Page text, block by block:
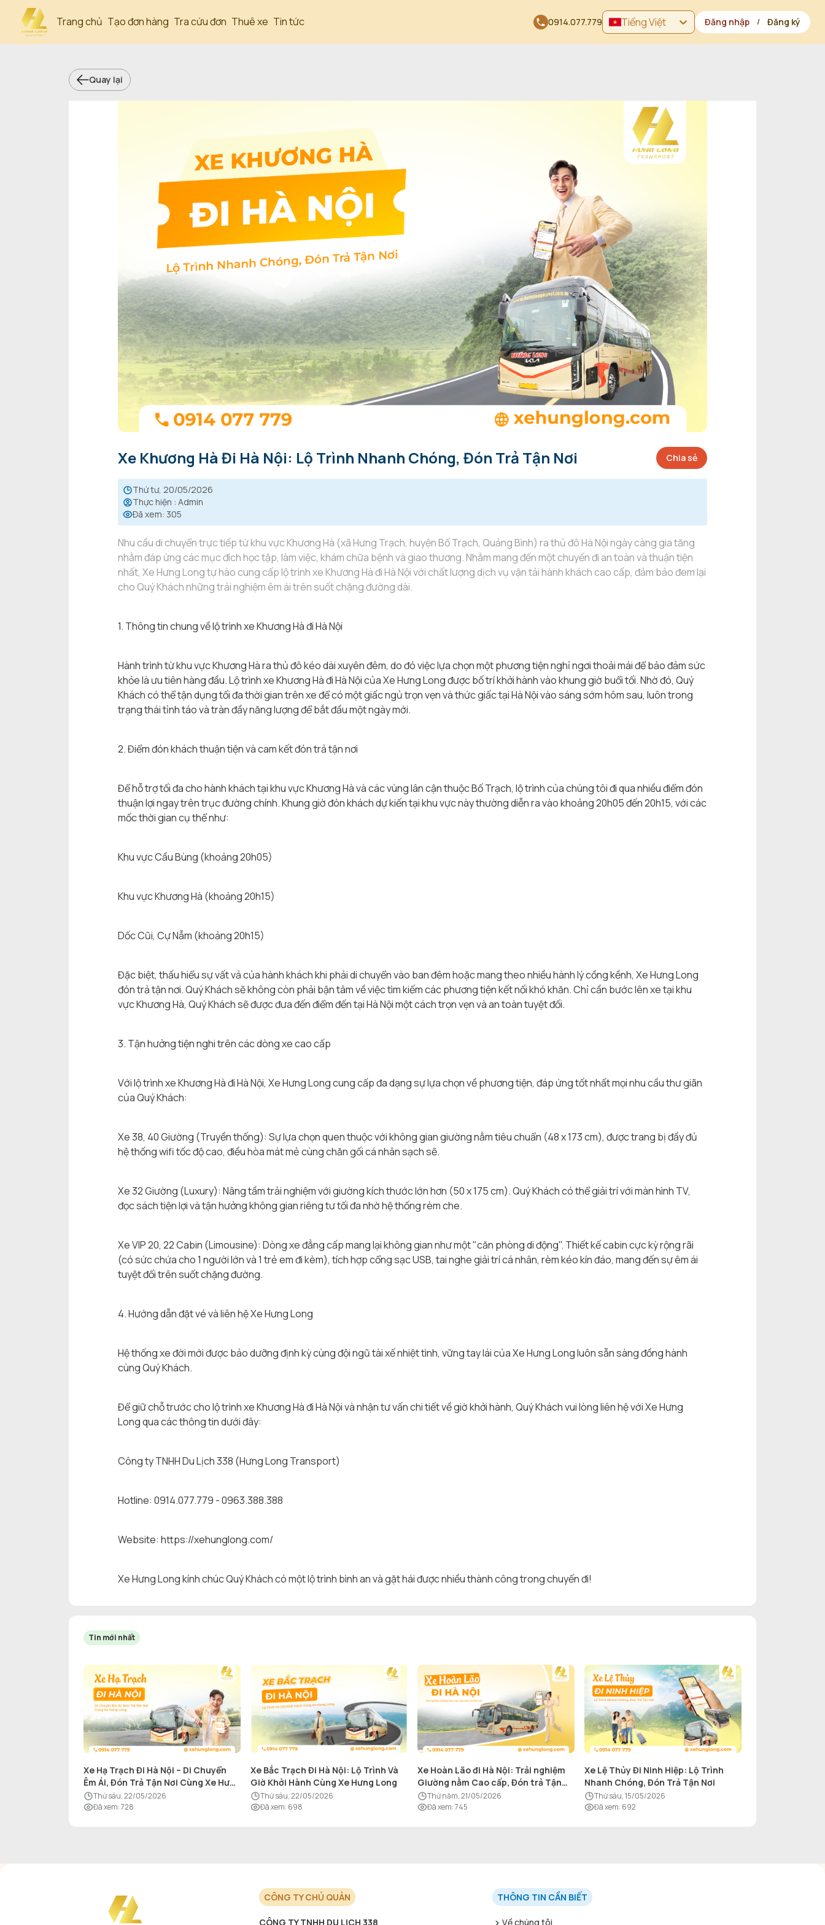
Trang chủ Tạo đơn hàng Tra cứu đơn Thuê xe Tin tức 0914.077.779 Tiếng Việt Đăng nhập / Đăng ký
Quay lại
Xe Khương Hà Đi Hà Nội: Lộ Trình Nhanh Chóng, Đón Trả Tận Nơi Chia sẻ
thứ tư, 20/05/2026
Thực hiện : Admin
Đã xem: 305
Nhu cầu di chuyển trực tiếp từ khu vực Khương Hà (xã Hưng Trạch, huyện Bố Trạch, Quảng Bình) ra thủ đô Hà Nội ngày càng gia tăng
nhằm đáp ứng các mục đích học tập, làm việc, khám chữa bệnh và giao thương. Nhằm mang đến một chuyến đi an toàn và thuận tiện
nhất, Xe Hưng Long tự hào cung cấp lộ trình xe Khương Hà đi Hà Nội với chất lượng dịch vụ vận tải hành khách cao cấp, đảm bảo đem lại
cho Quý Khách những trải nghiệm êm ái trên suốt chặng đường dài.
1. Thông tin chung về lộ trình xe Khương Hà đi Hà Nội
Hành trình từ khu vực Khương Hà ra thủ đô kéo dài xuyên đêm, do đó việc lựa chọn một phương tiện nghỉ ngơi thoải mái để bảo đảm sức
khỏe là ưu tiên hàng đầu. Lộ trình xe Khương Hà đi Hà Nội của Xe Hưng Long được bố trí khởi hành vào khung giờ buổi tối. Nhờ đó, Quý
Khách có thể tận dụng tối đa thời gian trên xe để có một giấc ngủ trọn vẹn và thức giấc tại Hà Nội vào sáng sớm hôm sau, luôn trong
trạng thái tỉnh táo và tràn đầy năng lượng để bắt đầu một ngày mới.
2. Điểm đón khách thuận tiện và cam kết đón trả tận nơi
Để hỗ trợ tối đa cho hành khách tại khu vực Khương Hà và các vùng lân cận thuộc Bố Trạch, lộ trình của chúng tôi đi qua nhiều điểm đón
thuận lợi ngay trên trục đường chính. Khung giờ đón khách dự kiến tại khu vực này thường diễn ra vào khoảng 20h05 đến 20h15, với các
mốc thời gian cụ thể như:
Khu vực Cầu Bùng (khoảng 20h05)
Khu vực Khương Hà (khoảng 20h15)
Dốc Cũi, Cự Nẫm (khoảng 20h15)
Đặc biệt, thấu hiểu sự vất vả của hành khách khi phải di chuyển vào ban đêm hoặc mang theo nhiều hành lý cồng kềnh, Xe Hưng Long
đón trả tận nơi. Quý Khách sẽ không còn phải bận tâm về việc tìm kiếm các phương tiện kết nối khó khăn. Chỉ cần bước lên xe tại khu
vực Khương Hà, Quý Khách sẽ được đưa đến điểm đến tại Hà Nội một cách trọn vẹn và an toàn tuyệt đối.
3. Tận hưởng tiện nghi trên các dòng xe cao cấp
Với lộ trình xe Khương Hà đi Hà Nội, Xe Hưng Long cung cấp đa dạng sự lựa chọn về phương tiện, đáp ứng tốt nhất mọi nhu cầu thư giãn
của Quý Khách:
Xe 38, 40 Giường (Truyền thống): Sự lựa chọn quen thuộc với không gian giường nằm tiêu chuẩn (48 x 173 cm), được trang bị đầy đủ
hệ thống wifi tốc độ cao, điều hòa mát mẻ cùng chăn gối cá nhân sạch sẽ.
Xe 32 Giường (Luxury): Nâng tầm trải nghiệm với giường kích thước lớn hơn (50 x 175 cm). Quý Khách có thể giải trí với màn hình TV,
đọc sách tiện lợi và tận hưởng không gian riêng tư tối đa nhờ hệ thống rèm che.
Xe VIP 20, 22 Cabin (Limousine): Dòng xe đẳng cấp mang lại không gian như một "căn phòng di động". Thiết kế cabin cực kỳ rộng rãi
(có sức chứa cho 1 người lớn và 1 trẻ em đi kèm), tích hợp cổng sạc USB, tai nghe giải trí cá nhân, rèm kéo kín đáo, mang đến sự êm ái
tuyệt đối trên suốt chặng đường.
4. Hướng dẫn đặt vé và liên hệ Xe Hưng Long
Hệ thống xe đời mới được bảo dưỡng định kỳ cùng đội ngũ tài xế nhiệt tình, vững tay lái của Xe Hưng Long luôn sẵn sàng đồng hành
cùng Quý Khách.
Để giữ chỗ trước cho lộ trình xe Khương Hà đi Hà Nội và nhận tư vấn chi tiết về giờ khởi hành, Quý Khách vui lòng liên hệ với Xe Hưng
Long qua các thông tin dưới đây:
Công ty TNHH Du Lịch 338 (Hưng Long Transport)
Hotline: 0914.077.779 - 0963.388.388
Website: https://xehunglong.com/
Xe Hưng Long kính chúc Quý Khách có một lộ trình bình an và gặt hái được nhiều thành công trong chuyến đi!
Tin mới nhất
Xe Hạ Trạch Đi Hà Nội – Di Chuyển
Êm Ái, Đón Trả Tận Nơi Cùng Xe Hưng
Longthứ sáu, 22/05/2026
Đã xem:728
Xe Bắc Trạch Đi Hà Nội: Lộ Trình Và
Giờ Khởi Hành Cùng Xe Hưng Long
thứ sáu, 22/05/2026
Đã xem: 698
Xe Hoàn Lão đi Hà Nội: Trải nghiệm
Giường nằm Cao cấp, Đón trả Tận
nơithứ năm, 21/05/2026
Đã xem:745
Xe Lệ Thủy Đi Ninh Hiệp: Lộ Trình
Nhanh Chóng, Đón Trả Tận Nơi
thứ sáu, 15/05/2026
Đã xem: 692
CÔNG TY CHỦ QUẢN
CÔNG TY TNHH DU LỊCH 338
THÔNG TIN CẦN BIẾT
Về chúng tôi